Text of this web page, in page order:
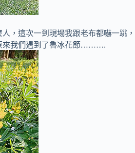
，這次一到現場我跟老布都嚇一跳，
來我們遇到了魯冰花節……….